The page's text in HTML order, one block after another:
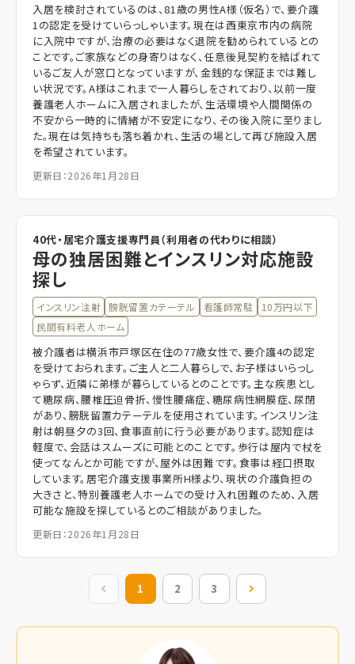
入居を検討されているのは、81歳の男性A様（仮名）で、要介護
1の認定を受けていらっしゃいます。現在は西東京市内の病院
に入院中ですが、治療の必要はなく退院を勧められているとの
ことです。ご家族などの身寄りはなく、任意後見契約を結ばれて
いるご友人が窓口となっていますが、金銭的な保証までは難し
い状況です。A様はこれまで一人暮らしをされており、以前一度
養護老人ホームに入居されましたが、生活環境や人間関係の
不安から一時的に情緒が不安定になり、その後入院に至りまし
た。現在は気持ちも落ち着かれ、生活の場として再び施設入居
を希望されています。
更新日：2026年1月28日
40代・居宅介護支援専門員（利用者の代わりに相談）
母の独居困難とインスリン対応施設
探し
インスリン注射 膀胱留置カテーテル 看護師常駐
10万円以下
民間有料老人ホーム
被介護者は横浜市戸塚区在住の77歳女性で、要介護4の認定
を受けておられます。ご主人と二人暮らしで、お子様はいらっし
ゃらず、近隣に弟様が暮らしているとのことです。主な疾患とし
て糖尿病、腰椎圧迫骨折、慢性腰痛症、糖尿病性網膜症、尿閉
があり、膀胱留置カテーテルを使用されています。インスリン注
射は朝昼夕の3回、食事直前に行う必要があります。認知症は
軽度で、会話はスムーズに可能とのことです。歩行は屋内で杖を
使ってなんとか可能ですが、屋外は困難です。食事は経口摂取
しています。居宅介護支援事業所H様より、現状の介護負担の
大きさと、特別養護老人ホームでの受け入れ困難のため、入居
可能な施設を探しているとのご相談がありました。
更新日：2026年1月28日
前の10件
1 2 3